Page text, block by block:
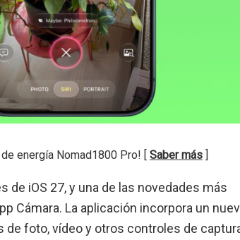
energía Nomad1800 Pro! [ Saber más
iOS 27, y una de las novedades más
Cámara. La aplicación incorpora un
de foto, vídeo y otros controles de